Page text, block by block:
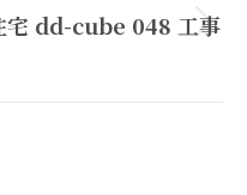
宅 dd-cube 048 工事